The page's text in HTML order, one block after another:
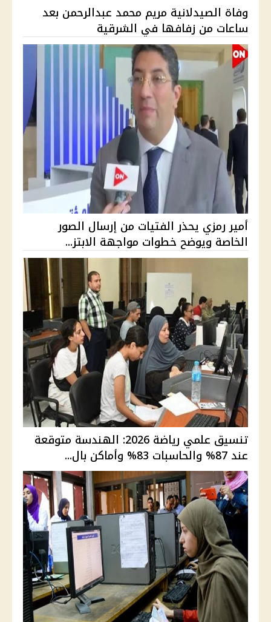
وفاة الصيدلانية مريم محمد عبدالرحمن بعد
ساعات من زفافها في الشرقية
أمير رمزي يحذر الفتيات من إرسال الصور
الخاصة ويوضح خطوات مواجهة الابتز...
تنسيق علمي رياضة 2026: الهندسة متوقعة
عند 87% والحاسبات 83% وأماكن بال...